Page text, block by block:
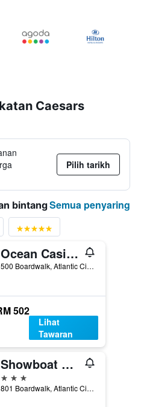
Caesars
Pilih tarikh
bintangSemua penyaring
Ocean Casino Resort
500 Boardwalk, Atlantic City, NJ, Amerika Syarikat
502
Lihat
Tawaran
Showboat Hotel Atlantic City
3 bintang
801 Boardwalk, Atlantic City, NJ, Amerika Syarikat